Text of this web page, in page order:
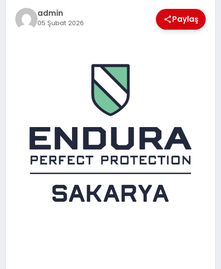
admin
05 Şubat 2026 Paylaş